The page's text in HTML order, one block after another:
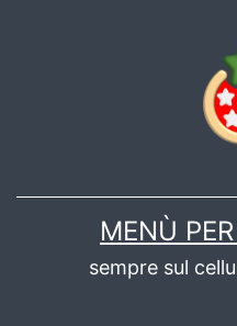
MENÙ
sempre sul